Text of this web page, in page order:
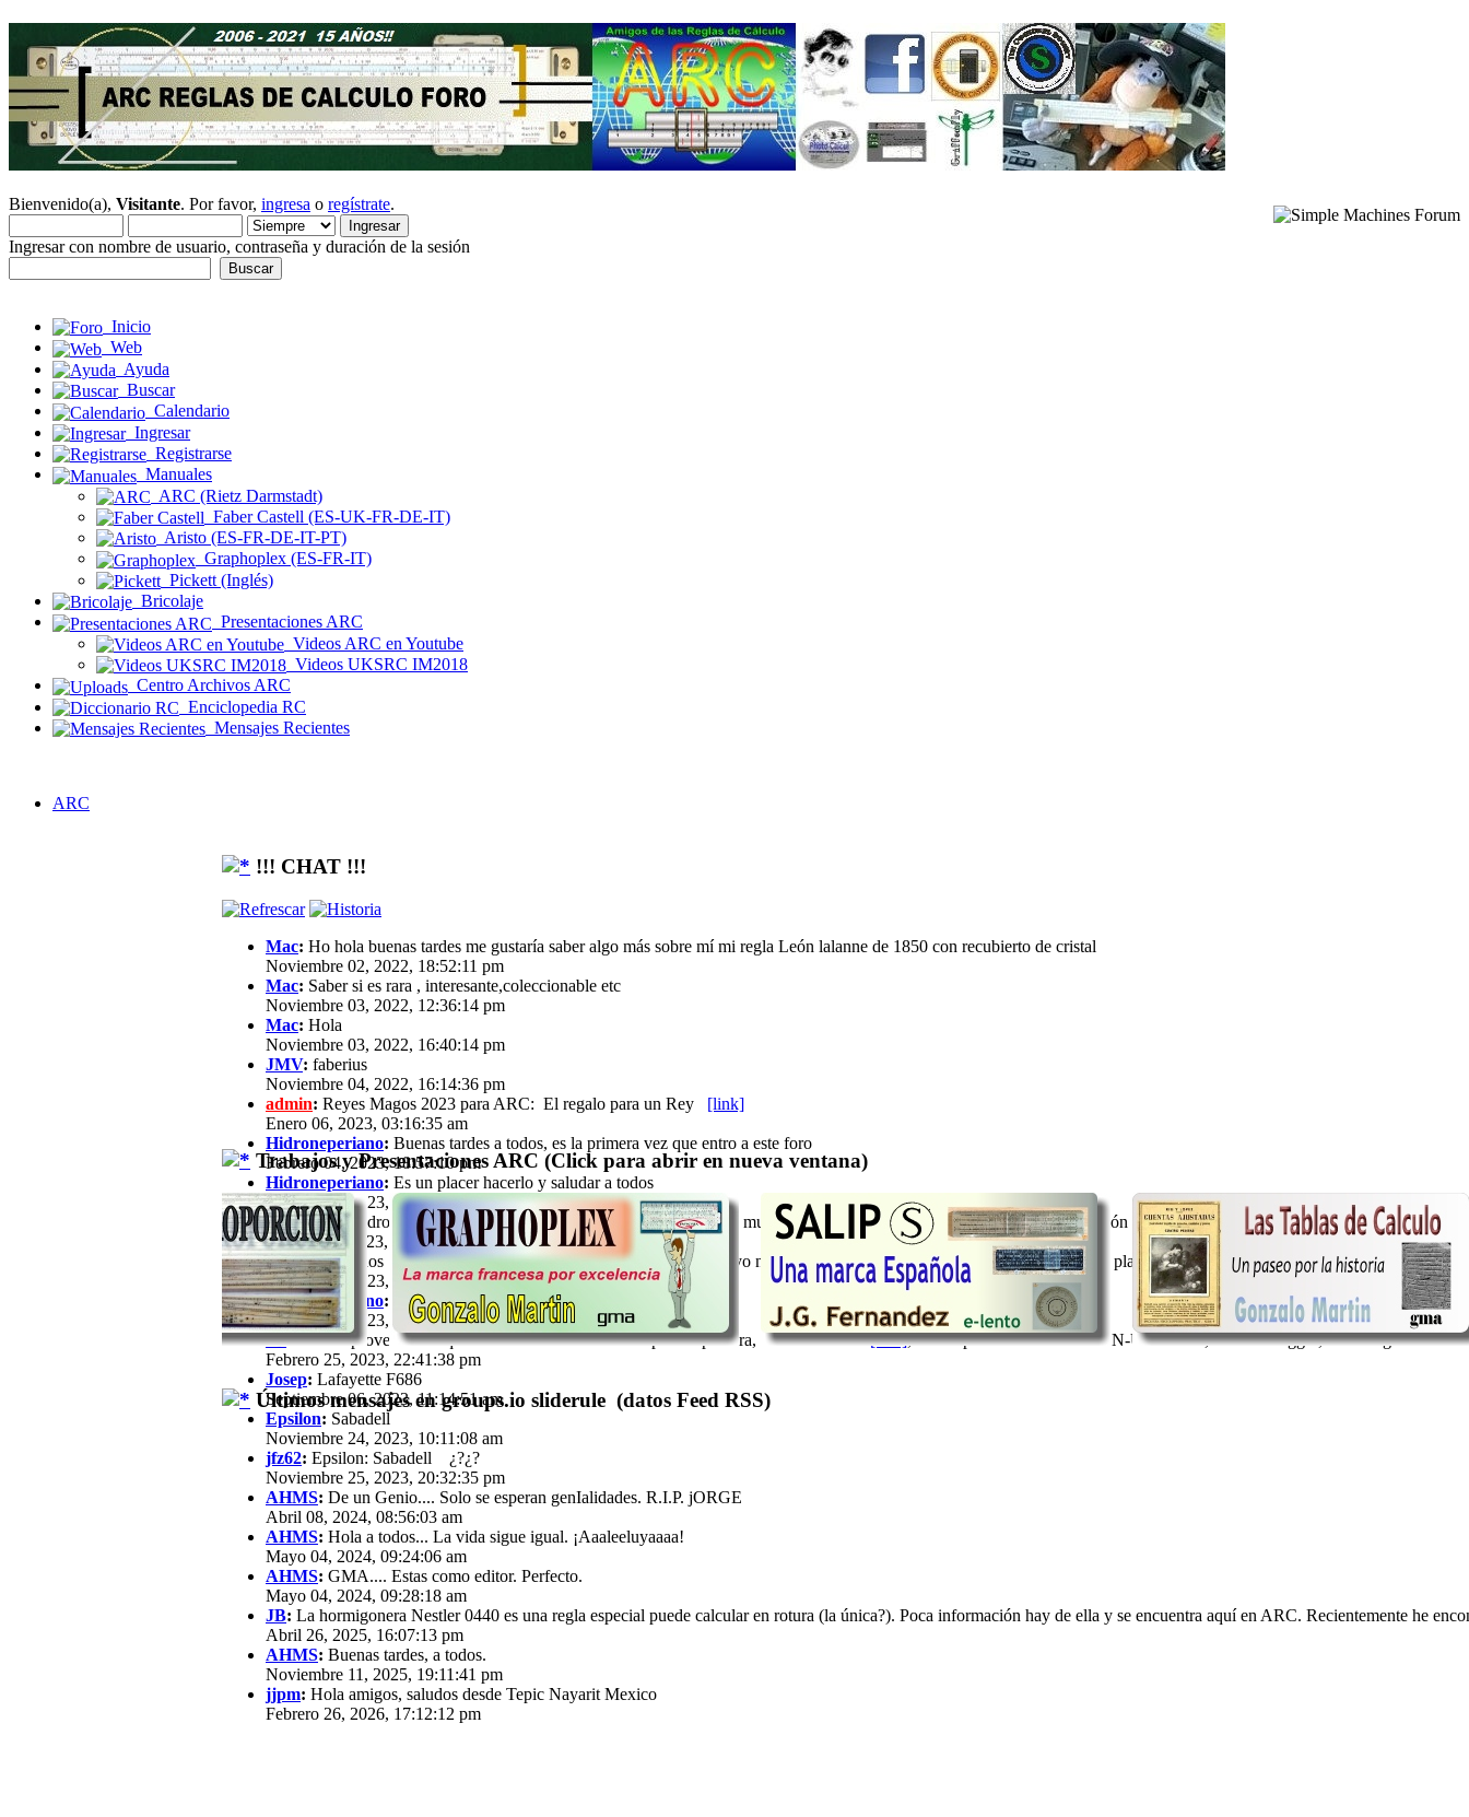
Bienvenido(a), Visitante. Por favor, ingresa o regístrate.
Ingresar con nombre de usuario, contraseña y duración de la sesión
Inicio
Web
Ayuda
Buscar
Calendario
Ingresar
Registrarse
Manuales
ARC (Rietz Darmstadt)
Faber Castell (ES-UK-FR-DE-IT)
Aristo (ES-FR-DE-IT-PT)
Graphoplex (ES-FR-IT)
Pickett (Inglés)
Bricolaje
Presentaciones ARC
Videos ARC en Youtube
Videos UKSRC IM2018
Centro Archivos ARC
Enciclopedia RC
Mensajes Recientes
ARC
!!! CHAT !!!
Mac: Ho hola buenas tardes me gustaría saber algo más sobre mí mi regla León lalanne de 1850 con recubierto de cristal
Noviembre 02, 2022, 18:52:11 pm
Mac: Saber si es rara , interesante,coleccionable etc
Noviembre 03, 2022, 12:36:14 pm
Mac: Hola
Noviembre 03, 2022, 16:40:14 pm
JMV: faberius
Noviembre 04, 2022, 16:14:36 pm
admin: Reyes Magos 2023 para ARC: El regalo para un Rey [link]
Enero 06, 2023, 03:16:35 am
Hidroneperiano: Buenas tardes a todos, es la primera vez que entro a este foro
Febrero 04, 2023, 18:57:10 pm
Hidroneperiano: Es un placer hacerlo y saludar a todos
Febrero 04, 2023, 18:57:33 pm
jfz62:Hola Hidroperiano, Ya habrás comprobado que el chat no esta muy poblado, mejor escribe un mensaje de presentación en la sección Bienvenido a ARC:[link]
Febrero 11, 2023, 21:03:25 pm
JB:Hola a todos Soy José María, de "un lugar de La Mancha de cuyo nombre no quiero acordarme", recién llegado a esta plaza. Cuando he buscado manuales o
Febrero 13, 2023, 16:39:57 pm
Hidroneperiano: Hola a todos me estreno en el chat
Febrero 15, 2023, 20:44:40 pm
JB:Hola. Aprovechando que a estas horas nadie me disputa la palabra, os envío el link[link], donde podéis trastear con la N-Universale, sistema Baggio, como regla virtual.
Febrero 25, 2023, 22:41:38 pm
Josep: Lafayette F686
Septiembre 06, 2023, 11:14:51 am
Epsilon: Sabadell
Noviembre 24, 2023, 10:11:08 am
jfz62: Epsilon: Sabadell ¿?¿?
Noviembre 25, 2023, 20:32:35 pm
AHMS: De un Genio.... Solo se esperan genIalidades. R.I.P. jORGE
Abril 08, 2024, 08:56:03 am
AHMS: Hola a todos... La vida sigue igual. ¡Aaaleeluyaaaa!
Mayo 04, 2024, 09:24:06 am
AHMS: GMA.... Estas como editor. Perfecto.
Mayo 04, 2024, 09:28:18 am
JB: La hormigonera Nestler 0440 es una regla especial puede calcular en rotura (la única?). Poca información hay de ella y se encuentra aquí en ARC. Recientemente he
Abril 26, 2025, 16:07:13 pm
AHMS: Buenas tardes, a todos.
Noviembre 11, 2025, 19:11:41 pm
jjpm: Hola amigos, saludos desde Tepic Nayarit Mexico
Febrero 26, 2026, 17:12:12 pm
Trabajos y Presentaciones ARC (Click para abrir en nueva ventana)
Últimos mensajes en groups.io sliderule (datos Feed RSS)